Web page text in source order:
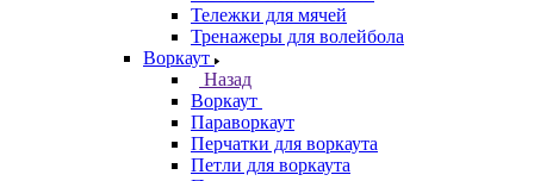
Тележки для мячей
Тренажеры для волейбола
Воркаут
Назад
Воркаут
Параворкаут
Перчатки для воркаута
Петли для воркаута